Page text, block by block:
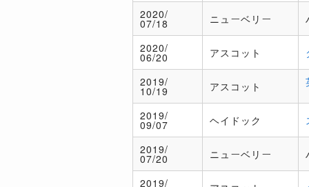
2020/
07/18 ニューベリー
2020/
06/20 アスコット
2019/
10/19 アスコット
2019/
09/07 ヘイドック
2019/
07/20 ニューベリー
2019/